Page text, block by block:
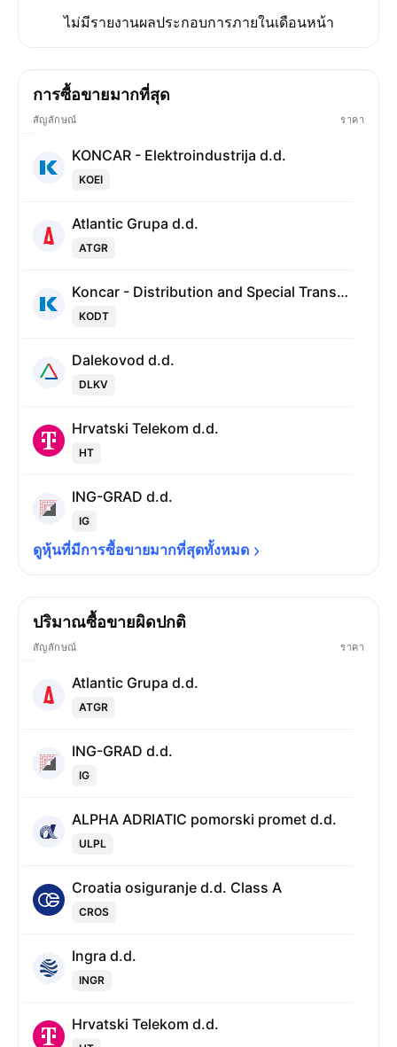
ไม่มีรายงานผลประกอบการภายในเดือนหน้า
การซื้อขายมากที่สุด
สัญลักษณ์ ราคา
KONCAR - Elektroindustrija d.d.
KOEI
Atlantic Grupa d.d.
ATGR
Koncar - Distribution and Special Transformers, Inc.
KODT
Dalekovod d.d.
DLKV
Hrvatski Telekom d.d.
HT
ING-GRAD d.d.
IG
ดูหุ้นที่มีการซื้อขายมากที่สุดทั้งหมด
ปริมาณซื้อขายผิดปกติ
สัญลักษณ์ ราคา
Atlantic Grupa d.d.
ATGR
ING-GRAD d.d.
IG
ALPHA ADRIATIC pomorski promet d.d.
ULPL
Croatia osiguranje d.d. Class A
CROS
Ingra d.d.
INGR
Hrvatski Telekom d.d.